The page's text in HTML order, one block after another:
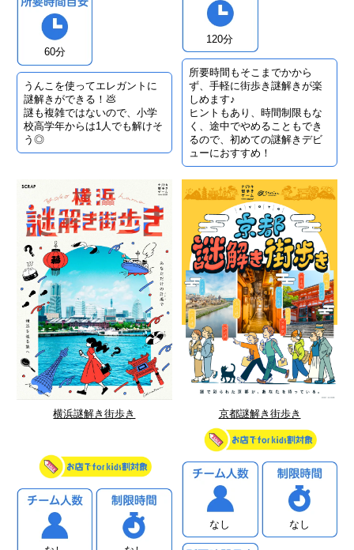
60分
うんこを使ってエレガントに
謎解きができる！💩
謎も複雑ではないので、小学
校高学年からは1人でも解けそ
う◎
120分
所要時間もそこまでかから
ず、手軽に街歩き謎解きが楽
しめます♪
ヒントもあり、時間制限もな
く、途中でやめることもでき
るので、初めての謎解きデビ
ューにおすすめ！
横浜謎解き街歩き 京都謎解き街歩き
なし なし